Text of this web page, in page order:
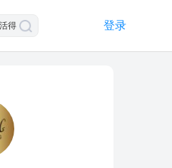
登录